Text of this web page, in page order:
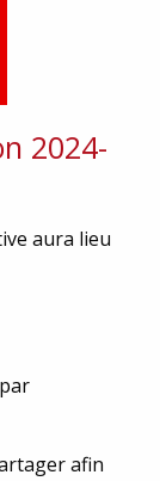
2024-
aura lieu
afin